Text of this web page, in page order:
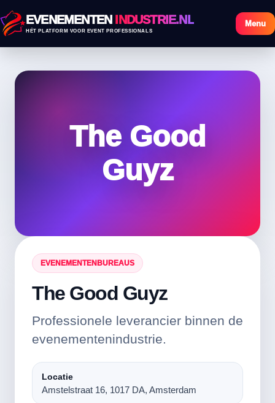
EVENEMENTEN INDUSTRIE.NL
HÉT PLATFORM VOOR EVENT PROFESSIONALS
Menu
The Good
Guyz
EVENEMENTENBUREAUS
The Good Guyz
Professionele leverancier binnen de
evenementenindustrie.
Locatie
Amstelstraat 16, 1017 DA, Amsterdam